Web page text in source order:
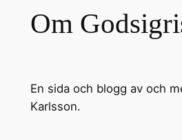
Om
En sida och blogg av och
Karlsson.